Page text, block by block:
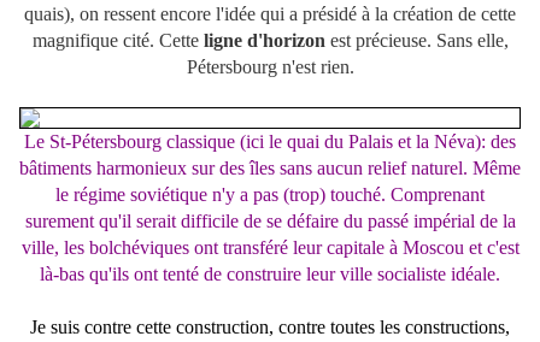
quais), on ressent encore l'idée qui a présidé à la création de cette
magnifique cité. Cette ligne d'horizon est précieuse. Sans elle,
Pétersbourg n'est rien.
Le St-Pétersbourg classique (ici le quai du Palais et la Néva): des
bâtiments harmonieux sur des îles sans aucun relief naturel. Même
le régime soviétique n'y a pas (trop) touché. Comprenant
surement qu'il serait difficile de se défaire du passé impérial de la
ville, les bolchéviques ont transféré leur capitale à Moscou et c'est
là-bas qu'ils ont tenté de construire leur ville socialiste idéale.
Je suis contre cette construction, contre toutes les constructions,